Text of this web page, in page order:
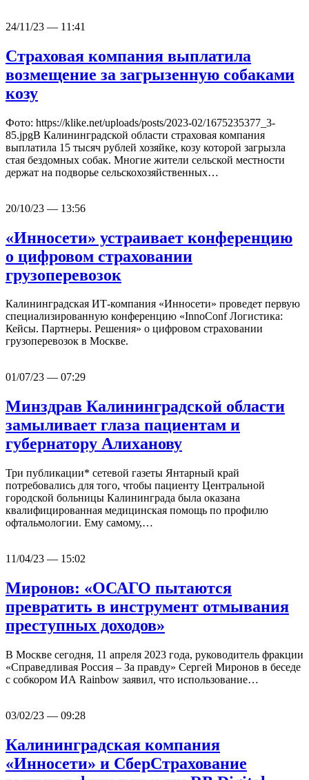
24/11/23 — 11:41
Страховая компания выплатила
возмещение за загрызенную собаками
козу
Фото: https://klike.net/uploads/posts/2023-02/1675235377_3-
85.jpgВ Калининградской области страховая компания
выплатила 15 тысяч рублей хозяйке, козу которой загрызла
стая бездомных собак. Многие жители сельской местности
держат на подворье сельскохозяйственных…
20/10/23 — 13:56
«Инносети» устраивает конференцию
о цифровом страховании
грузоперевозок
Калининградская ИТ-компания «Инносети» проведет первую
специализированную конференцию «InnoConf Логистика:
Кейсы. Партнеры. Решения» о цифровом страховании
грузоперевозок в Москве.
01/07/23 — 07:29
Минздрав Калининградской области
замыливает глаза пациентам и
губернатору Алиханову
Три публикации* сетевой газеты Янтарный край
потребовались для того, чтобы пациенту Центральной
городской больницы Калининграда была оказана
квалифицированная медицинская помощь по профилю
офтальмологии. Ему самому,…
11/04/23 — 15:02
Миронов: «ОСАГО пытаются
превратить в инструмент отмывания
преступных доходов»
В Москве сегодня, 11 апреля 2023 года, руководитель фракции
«Справедливая Россия – За правду» Сергей Миронов в беседе
с собкором ИА Rainbow заявил, что использование…
03/02/23 — 09:28
Калининградская компания
«Инносети» и СберСтрахование